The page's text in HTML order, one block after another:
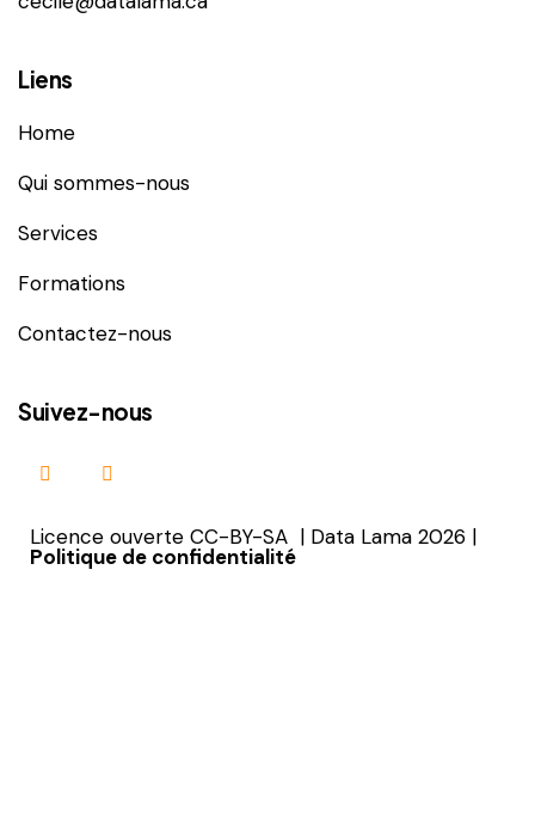
Liens
Home
Qui sommes-nous
Services
Formations
Contactez-nous
Suivez-nous
Licence ouverte CC-BY-SA | Data Lama 2026 |
Politique de confidentialité